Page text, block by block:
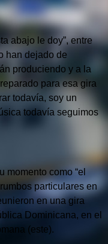
abajo le doy”, entre
han dejado de
produciendo y a la
para esa gira
todavía, soy un
todavía seguimos
momento como “el
particulares en
en una gira
Dominicana, en el
(este).